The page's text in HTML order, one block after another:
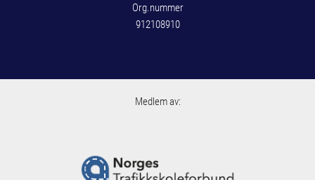
Org.nummer
912108910
Medlem av: